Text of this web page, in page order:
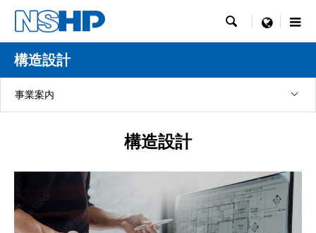
 menu
構造設計
事業案内
構造設計